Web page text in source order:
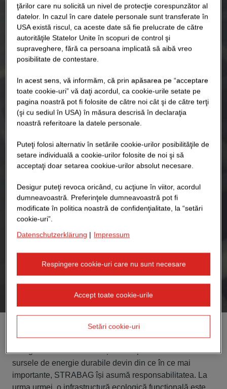
Energie solară, căldură subterană sau energie eoliană -
energia verde are multe fețe. Într-o perioadă în care
sursele de energie durabile devin din ce în ce mai
importante, STRABAG își asumă responsabilitatea. La
urma urmei, o infrastructură ecologică funcțională este
ţărilor care nu solicită un nivel de protecţie corespunzător al
datelor. In cazul în care datele personale sunt transferate în
USA există riscul, ca aceste date să fie prelucrate de către
autorităţile Statelor Unite în scopuri de control şi
supraveghere, fără ca persoana implicată să aibă vreo
posibilitate de contestare.
In acest sens, vă informăm, că prin apăsarea pe “acceptare
toate cookie-uri” vă daţi acordul, ca cookie-urile setate pe
pagina noastră pot fi folosite de către noi cât şi de către terţi
(şi cu sediul în USA) în măsura descrisă în declaraţia
noastră referitoare la datele personale.
Puteţi folosi alternativ în setările cookie-urilor posibilităţile de
setare individuală a cookie-urilor folosite de noi şi să
acceptaţi doar setarea cookiue-urilor absolut necesare.
Desigur puteţi revoca oricând, cu acţiune în viitor, acordul
dumneavoastră. Preferinţele dumneavoastră pot fi
modificate în politica noastră de confidenţialitate, la “setări
cookie-uri”.
Datenschutzerklärung | Impressum
Respingere cookie-uri care nu sunt necesare
Accept toate cookie-urile
Setări cookie-uri